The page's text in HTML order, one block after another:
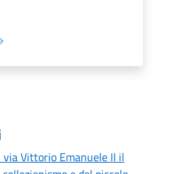
Vittorio Emanuele II il